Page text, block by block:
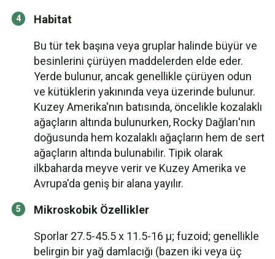
Habitat
Bu tür tek başına veya gruplar halinde büyür ve
besinlerini çürüyen maddelerden elde eder.
Yerde bulunur, ancak genellikle çürüyen odun
ve kütüklerin yakınında veya üzerinde bulunur.
Kuzey Amerika'nın batısında, öncelikle kozalaklı
ağaçların altında bulunurken, Rocky Dağları'nın
doğusunda hem kozalaklı ağaçların hem de sert
ağaçların altında bulunabilir. Tipik olarak
ilkbaharda meyve verir ve Kuzey Amerika ve
Avrupa'da geniş bir alana yayılır.
Mikroskobik Özellikler
Sporlar 27.5-45.5 x 11.5-16 µ; fuzoid; genellikle
belirgin bir yağ damlacığı (bazen iki veya üç